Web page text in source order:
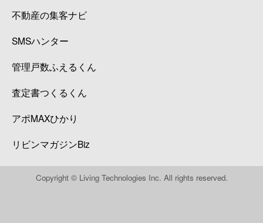
不動産の集客ナビ
SMSハンター
管理戸数ふえるくん
査定書つくるくん
アポMAXひかり
リビンマガジンBiz
Copyright © Living Technologies Inc. All rights reserved.